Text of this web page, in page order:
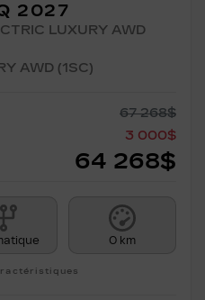
2027
LUXURY AWD
AWD (1SC)
67 268$
3 000$
64 268$
0 km